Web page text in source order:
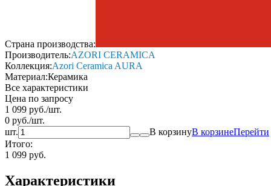
Страна производства:
Производитель:AZORI CERAMICA
Коллекция:Azori Ceramica AURA
Материал:Керамика
Все характеристики
Цена по запросу
1 099 руб./шт.
0 руб./шт.
шт.
В корзинуВ корзинеПерейти
Итого:
1 099 руб.
Характеристики